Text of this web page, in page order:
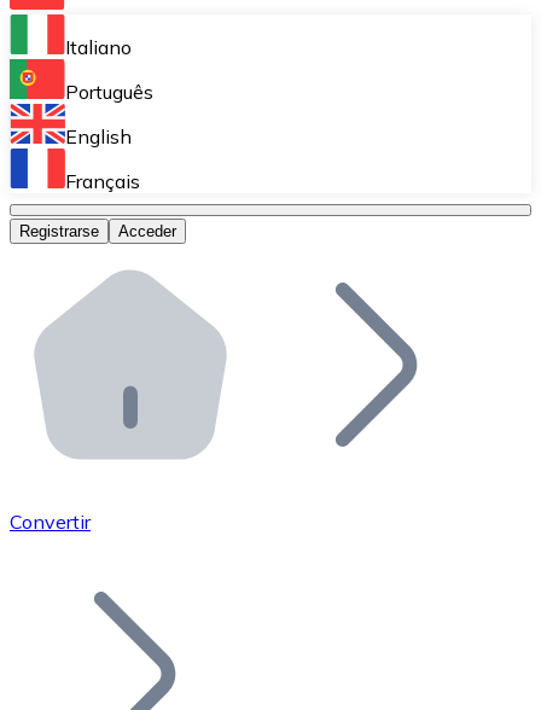
Bitnovo Ramp
Integra nuestra solución en tu plataforma.
Bitnovo Giftcards
Bitnovo OTC
Bitnovo ATM
Integra un ATM Bitnovo en tu negocio y permite que
Bitnovo API
Integra nuestra API en tu ecosistema.
Únete a nuestra red de distribuidores.
Añade tu proyecto a nuestro ecosistema.
Italiano
Português
English
Français
Registrarse Acceder
Convertir